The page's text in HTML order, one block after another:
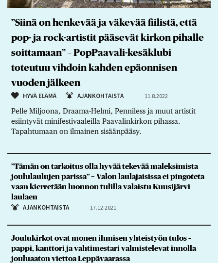
”Siinä on henkevää ja väkevää fiilistä, että
pop- ja rock-artistit pääsevät kirkon pihalle
soittamaan” – PopPaavali-kesäklubi
toteutuu vihdoin kahden epäonnisen
vuoden jälkeen
HYVÄ ELÄMÄ AJANKOHTAISTA 11.8.2022
Pelle Miljoona, Draama-Helmi, Penniless ja muut artistit
esiintyvät minifestivaaleilla Paavalinkirkon pihassa.
Tapahtumaan on ilmainen sisäänpääsy.
”Tämän on tarkoitus olla hyvää tekevää maleksimista
joululaulujen parissa” − Valon laulajaisissa ei pingoteta
vaan kierretään luonnon tulilla valaistu Kuusijärvi
laulaen
AJANKOHTAISTA 17.12.2021
Joulukirkot ovat monen ihmisen yhteistyön tulos –
pappi, kanttori ja vahtimestari valmistelevat innolla
jouluaaton viettoa Leppävaarassa